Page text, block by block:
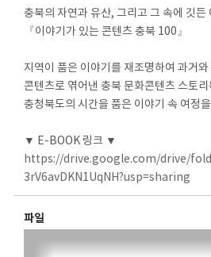
충북의 자연과 유산, 그리고 그 속에 깃든
『이야기가 있는 콘텐츠 충북 100』
지역이 품은 이야기를 재조명하여 과거
콘텐츠로 엮어낸 충북 문화콘텐츠 스토리
충청북도의 시간을 품은 이야기 속 여정
▼ E-BOOK 링크 ▼
https://drive.google.com/drive/
3rV6avDKN1UqNH?usp=sharing
파일